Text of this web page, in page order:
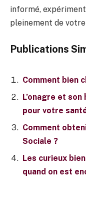
informé,
pleinement de
Publications
Comment bien
L’onagre et
pour votre
Comment
Sociale ?
Les curieux
quand on est